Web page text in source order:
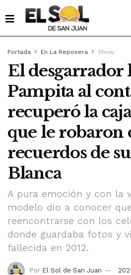
Portada En La Reposera Show
El desgarrador
Pampita al
recuperó la
que le robaron
recuerdos de
Blanca
A pura emoción y con la
modelo dio a conocer
reencontrarse con los
donde guardaba fotos y
fallecida en 2012.
Por El Sol de San Juan